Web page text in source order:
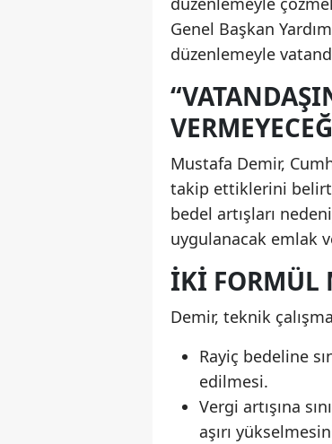
Genel Başkan
düzenlemeyle
Mustafa Demir,
takip ettiklerini
bedel artışları
uygulanacak emlak
İKI FORMÜL
Demir, teknik
Rayiç bedeline
edilmesi.
Vergi artışına
aşırı